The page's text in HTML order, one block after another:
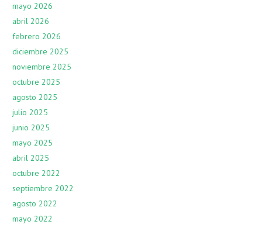
mayo 2026
abril 2026
febrero 2026
diciembre 2025
noviembre 2025
octubre 2025
agosto 2025
julio 2025
junio 2025
mayo 2025
abril 2025
octubre 2022
septiembre 2022
agosto 2022
mayo 2022